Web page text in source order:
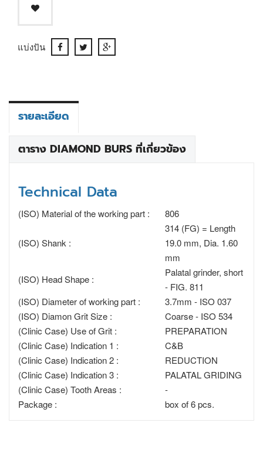
แบ่งปัน
รายละเอียด
ตาราง DIAMOND BURS ที่เกี่ยวข้อง
Technical Data
(ISO) Material of the working part : 806
(ISO) Shank :
314 (FG) = Length
19.0 mm, Dia. 1.60
mm
(ISO) Head Shape :
Palatal grinder, short
- FIG. 811
(ISO) Diameter of working part :
3.7mm - ISO 037
(ISO) Diamon Grit Size :
Coarse - ISO 534
(Clinic Case) Use of Grit :
PREPARATION
(Clinic Case) Indication 1 :
C&B
(Clinic Case) Indication 2 :
REDUCTION
(Clinic Case) Indication 3 :
PALATAL GRIDING
(Clinic Case) Tooth Areas :
-
Package :
box of 6 pcs.